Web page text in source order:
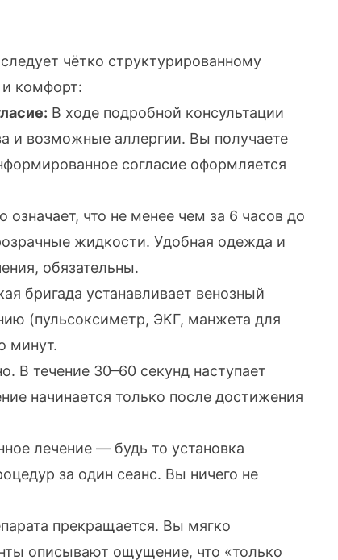
чётко структурированному
и комфорт:
В ходе подробной консультации
и возможные аллергии. Вы получаете
согласие оформляется
означает, что не менее чем за 6 часов до
жидкости. Удобная одежда и
обязательны.
бригада устанавливает венозный
(пульсоксиметр, ЭКГ, манжета для
минут.
В течение 30–60 секунд наступает
начинается только после достижения
лечение — будь то установка
за один сеанс. Вы ничего не
прекращается. Вы мягко
описывают ощущение, что «только